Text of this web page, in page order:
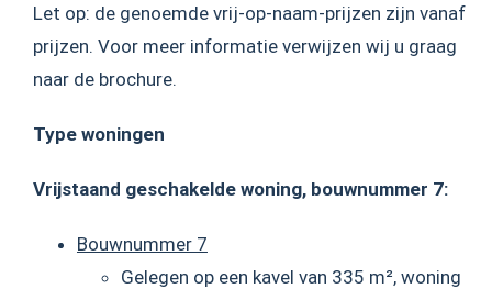
Let op: de genoemde vrij-op-naam-prijzen zijn vanaf
prijzen. Voor meer informatie verwijzen wij u graag
naar de brochure.
Type woningen
Vrijstaand geschakelde woning, bouwnummer 7:
Bouwnummer 7
Gelegen op een kavel van 335 m², woning